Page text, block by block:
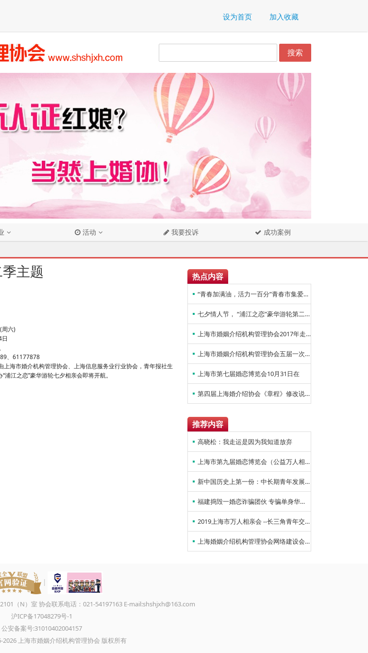
设为首页 加入收藏
活动 我要投诉 成功案例
主题
六)
、61177878
上海市婚介机构管理协会、上海信息服务业行业协会，青年报社生
江之恋”豪华游轮七夕相亲会即将开航。
热点内容
“青春加满油，活力一百分”青春市集爱情节，人气爆棚！
七夕情人节， “浦江之恋”豪华游轮第二季主题
上海市婚姻介绍机构管理协会2017年走访结果-青年报报导
上海市婚姻介绍机构管理协会五届一次会员大会胜利召开
上海市第七届婚恋博览会10月31日在
第四届上海婚介绍协会《章程》修改说明
推荐内容
高晓松：我走运是因为我知道放弃
上海市第九届婚恋博览会（公益万人相亲会）方案
新中国历史上第一份：中长期青年发展规划印发
福建捣毁一婚恋诈骗团伙 专骗单身华人女子
2019上海市万人相亲会 --长三角青年交友大会
上海婚姻介绍机构管理协会网络建设会议于2017年6月5日星期一在钻石婚恋机构会议室召开。
|
（N）室 协会联系电话：021-54197163 E-mail:shshjxh@163.com
沪ICP备17048279号-1
公安备案号:31010402004157
上海市婚姻介绍机构管理协会 版权所有